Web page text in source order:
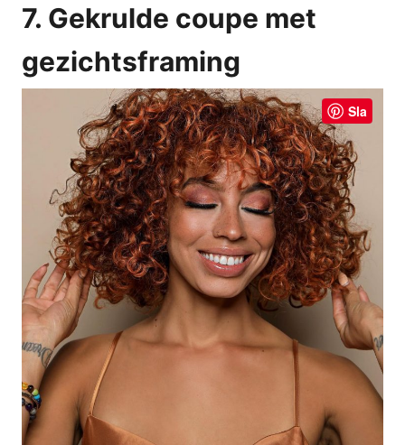
7. Gekrulde coupe met
gezichtsframing
Sla